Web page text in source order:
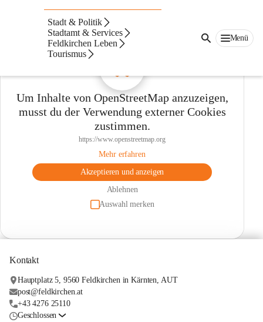
Stadt & Politik
Stadtamt & Services
Feldkirchen Leben
Tourismus
Menü
So finden Sie uns...
Um Inhalte von OpenStreetMap anzuzeigen,
musst du der Verwendung externer Cookies
zustimmen.
https://www.openstreetmap.org
Mehr erfahren
Akzeptieren und anzeigen
Ablehnen
Auswahl merken
Kontakt
Hauptplatz 5, 9560 Feldkirchen in Kärnten, AUT
post@feldkirchen.at
+43 4276 25110
Geschlossen